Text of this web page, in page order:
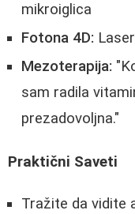
mikroiglica
Fotona 4D:
Mezoterapija:
sam radila
prezadovoljna."
Praktični Saveti
Tražite da vidite